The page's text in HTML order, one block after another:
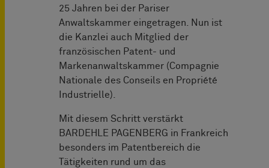
25 Jahren bei der Pariser
Anwaltskammer eingetragen. Nun ist
die Kanzlei auch Mitglied der
französischen Patent- und
Markenanwaltskammer (Compagnie
Nationale des Conseils en Propriété
Industrielle).
Mit diesem Schritt verstärkt
BARDEHLE PAGENBERG in Frankreich
besonders im Patentbereich die
Tätigkeiten rund um das